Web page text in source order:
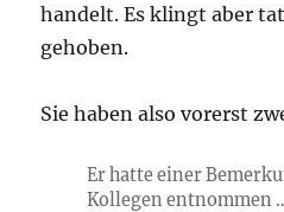
handelt. Es klingt aber
gehoben.
Sie haben also vorerst
Er hatte einer
Kollegen entnommen